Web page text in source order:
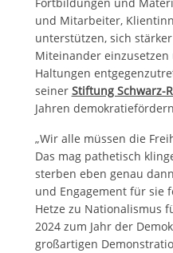
Fortbildungen und
und Mitarbeiter,
unterstützen, sich
Miteinander
Haltungen
seiner Stiftung Schwarz-
Jahren
„Wir alle müssen die
Das mag pathetisch
sterben eben genau
und Engagement für sie
Hetze zu Nationalismus
2024 zum Jahr der
großartigen